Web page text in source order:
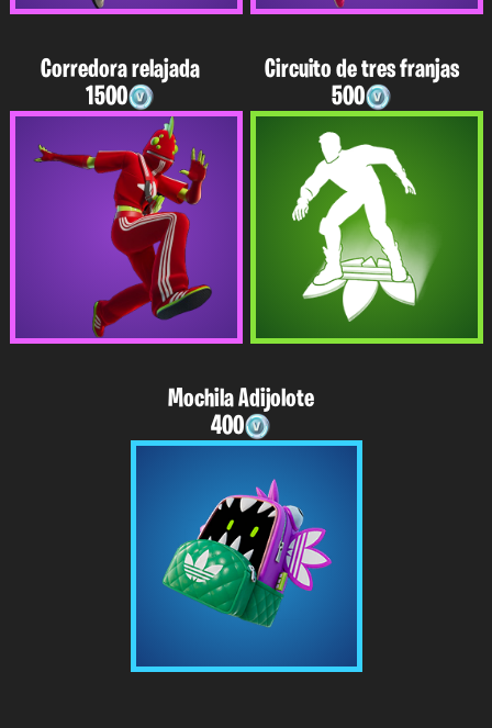
Corredora relajada
1500
Circuito de tres franjas
500
Mochila Adijolote
400